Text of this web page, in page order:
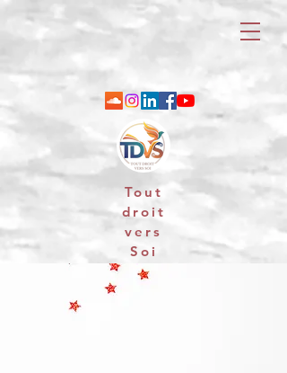
06 88 25 79 74 / email : contact
Tout
droit
vers
Soi